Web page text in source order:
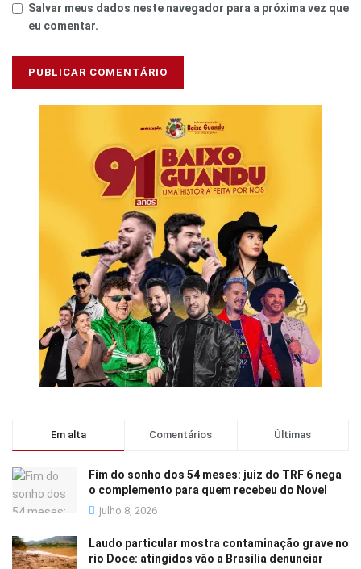
Salvar meus dados neste navegador para a próxima vez que
eu comentar.
Em alta Comentários Últimas
Fim do sonho dos 54 meses: juiz do TRF 6 nega
o complemento para quem recebeu do Novel
julho 8, 2026
Laudo particular mostra contaminação grave no
rio Doce: atingidos vão a Brasília denunciar